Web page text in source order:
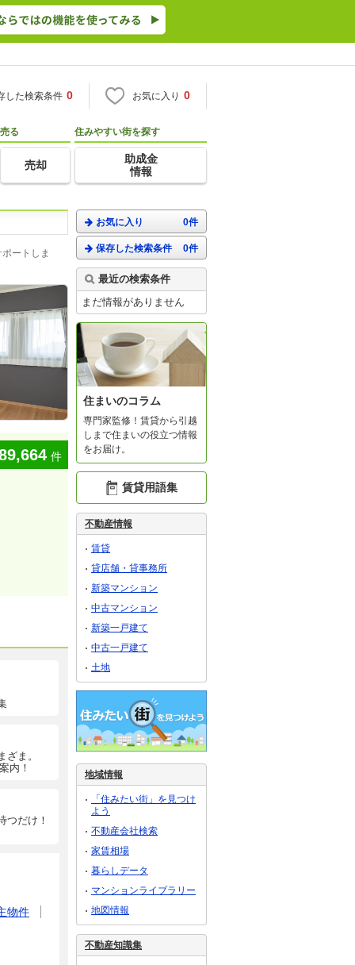
した検索条件 0 お気に入り 0
売る
売却
住みやすい街を探す
助成金
情報
ートしま
件
ま。
内！
つだけ！
物件
お気に入り 0件
保存した検索条件 0件
最近の検索条件
まだ情報がありません
住まいのコラム
専門家監修！賃貸から引越
しまで住まいの役立つ情報
をお届け。
賃貸用語集
不動産情報
賃貸
貸店舗・貸事務所
新築マンション
中古マンション
新築一戸建て
中古一戸建て
土地
地域情報
「住みたい街」を見つけ
よう
不動産会社検索
家賃相場
暮らしデータ
マンションライブラリー
地図情報
不動産知識集